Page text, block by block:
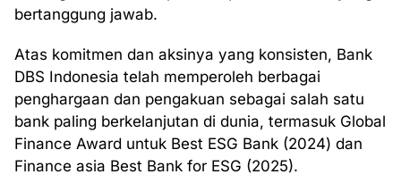
bertanggung jawab.
Atas komitmen dan aksinya yang konsisten, Bank
DBS Indonesia telah memperoleh berbagai
penghargaan dan pengakuan sebagai salah satu
bank paling berkelanjutan di dunia, termasuk Global
Finance Award untuk Best ESG Bank (2024) dan
Finance asia Best Bank for ESG (2025).